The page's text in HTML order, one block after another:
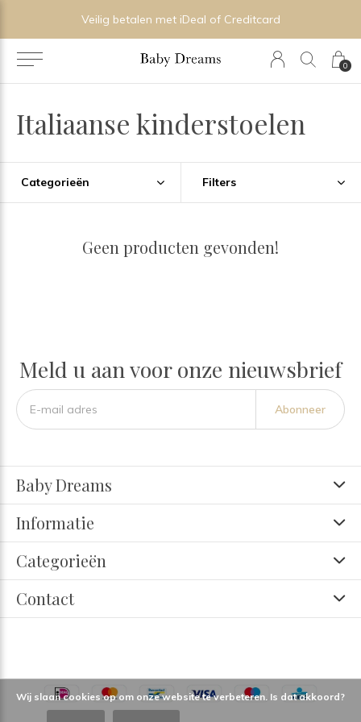
0
Veilig betalen met iDeal of Creditcard
Italiaanse kinderstoelen
Categorieën Filters
Geen producten gevonden!
Meld u aan voor onze nieuwsbrief
Abonneer
Baby Dreams
Informatie
Categorieën
Contact
Wij slaan cookies op om onze website te verbeteren. Is dat akkoord?